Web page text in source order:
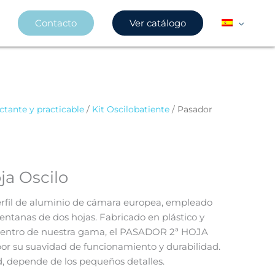
Contacto Ver catálogo
y practicable/ Kit Oscilobatiente/ Pasador
Oscilo
de aluminio de cámara europea, empleado
de dos hojas. Fabricado en plástico y
de nuestra gama, el PASADOR 2ª HOJA
su suavidad de funcionamiento y durabilidad.
depende de los pequeños detalles.